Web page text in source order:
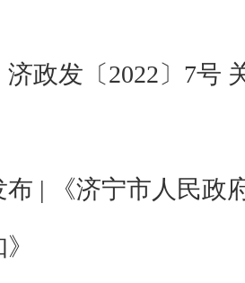
济政发〔2022〕7号
布 | 《济宁市人民政